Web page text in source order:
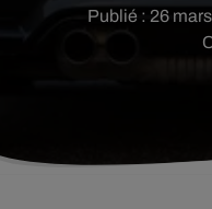
Publié : 26